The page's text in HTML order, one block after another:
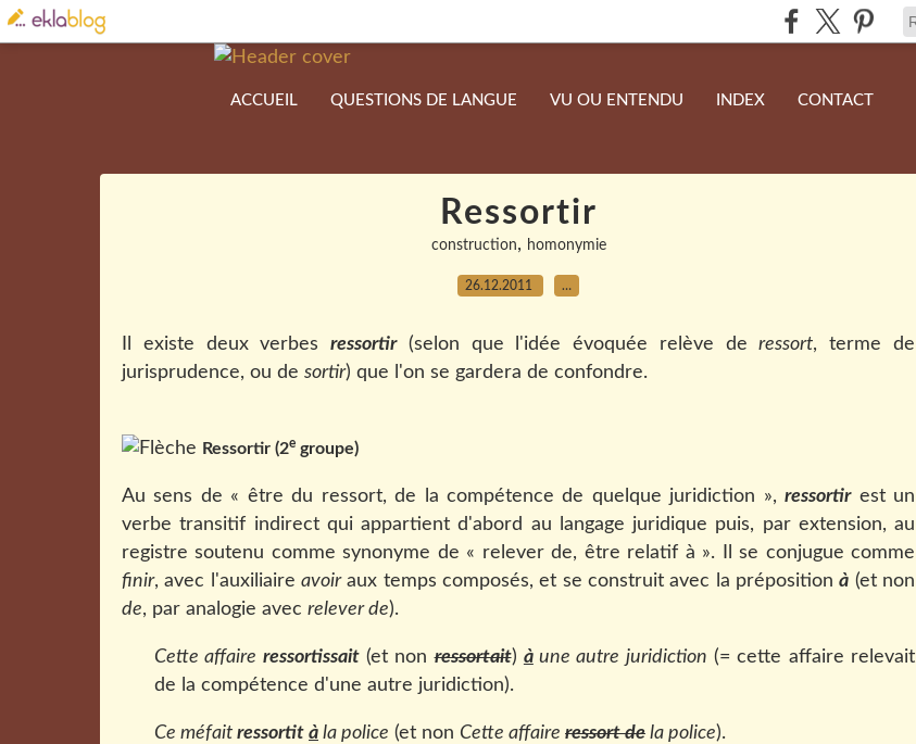
ACCUEIL QUESTIONS DE LANGUE VU OU ENTENDU INDEX CONTACT
Ressortir
construction, homonymie
26.12.2011 …
Il existe deux verbesressortir(selon que l'idée évoquée relève deressort, terme de
jurisprudence, ou de sortir) que l'on se gardera de confondre.
Ressortir (2e groupe)
Au sens de « être du ressort, de la compétence de quelque juridiction », ressortirest un
verbe transitif indirect qui appartient d'abord au langage juridique puis, par extension, au
registre soutenu comme synonyme de « relever de, être relatif à ». Il se conjugue comme
finir, avec l'auxiliaire avoiraux temps composés, et se construit avec la prépositionà (et non
de, par analogie avec relever de).
Cette affaire ressortissait(et nonressortait) àune autre juridiction (= cette affaire relevait
de la compétence d'une autre juridiction).
Ce méfait ressortit à la police (et non Cette affaire ressort de la police).